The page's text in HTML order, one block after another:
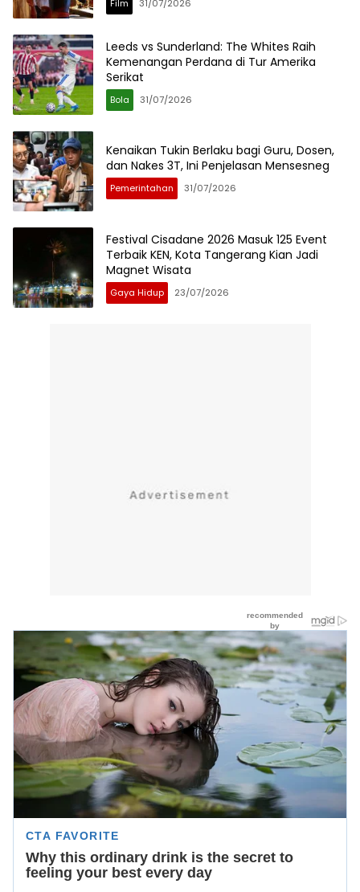
Film 31/07/2026
Leeds vs Sunderland: The Whites Raih
Kemenangan Perdana di Tur Amerika
Serikat
Bola 31/07/2026
Kenaikan Tukin Berlaku bagi Guru, Dosen,
dan Nakes 3T, Ini Penjelasan Mensesneg
Pemerintahan 31/07/2026
Festival Cisadane 2026 Masuk 125 Event
Terbaik KEN, Kota Tangerang Kian Jadi
Magnet Wisata
Gaya Hidup 23/07/2026